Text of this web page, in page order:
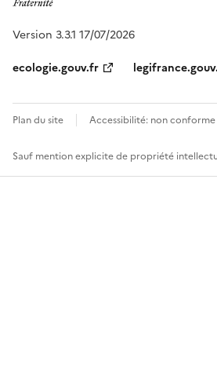
Version 3.3.1 17/07/2026
ecologie.gouv.fr
Plan du site Accessibilité: non conforme
Sauf mention explicite de propriété